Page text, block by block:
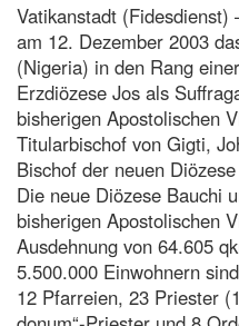
Vatikanstadt (Fidesdienst)
am 12. Dezember 2003
(Nigeria) in den Rang
Erzdiözese Jos als
bisherigen Apostolischen
Titularbischof von Gigti,
Bischof der neuen
Die neue Diözese Bauchi
bisherigen Apostolischen
Ausdehnung von 64.605
5.500.000 Einwohnern
12 Pfarreien, 23 Priester